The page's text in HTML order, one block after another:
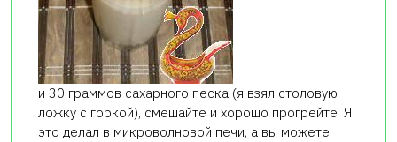
и 30 граммов сахарного песка (я взял столовую
ложку с горкой), смешайте и хорошо прогрейте. Я
это делал в микроволновой печи, а вы можете